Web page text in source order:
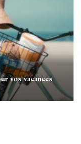
vos vacances